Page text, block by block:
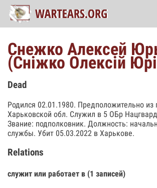
Снежко Алексей
(Сніжко Олексій
Dead
Родился 02.01.1980. Предположительно из
Харьковской обл. Служил в 5 ОБр
Звание: подполковник. Должность:
службы. Убит 05.03.2022 в Харькове.
Relations
служит или работает в (1 записей)